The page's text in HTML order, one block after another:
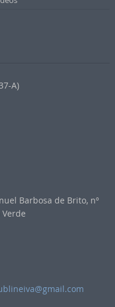
A)
Barbosa de Brito, nº
Verde